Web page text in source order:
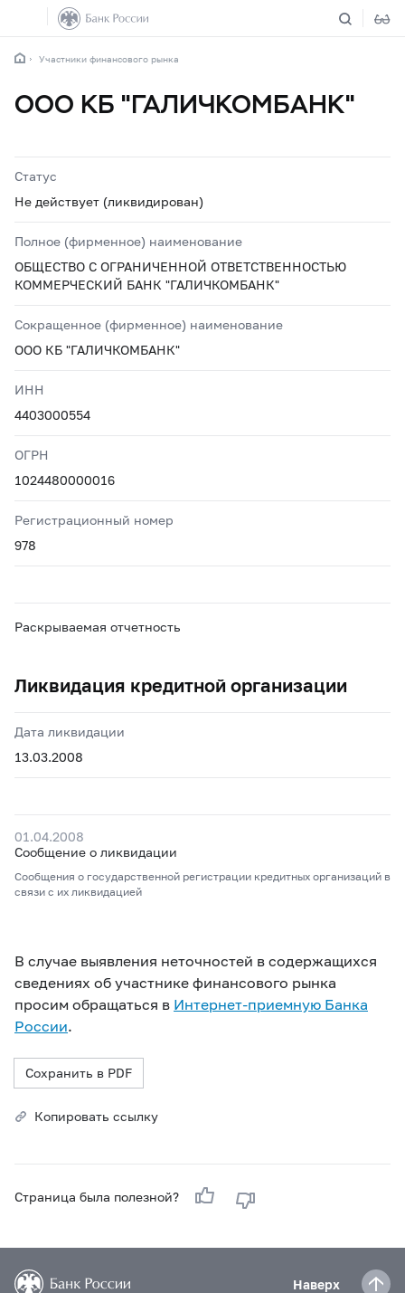
Участники финансового рынка
ООО КБ "ГАЛИЧКОМБАНК"
Статус
Не действует (ликвидирован)
Полное (фирменное) наименование
ОБЩЕСТВО С ОГРАНИЧЕННОЙ ОТВЕТСТВЕННОСТЬЮ
КОММЕРЧЕСКИЙ БАНК "ГАЛИЧКОМБАНК"
Сокращенное (фирменное) наименование
ООО КБ "ГАЛИЧКОМБАНК"
ИНН
4403000554
ОГРН
1024480000016
Регистрационный номер
978
Раскрываемая отчетность
Ликвидация кредитной организации
Дата ликвидации
13.03.2008
01.04.2008
Сообщение о ликвидации
Сообщения о государственной регистрации кредитных организаций в
связи с их ликвидацией
В случае выявления неточностей в содержащихся
сведениях об участнике финансового рынка
просим обращаться в Интернет-приемную Банка
России.
Сохранить в PDF
Копировать ссылку
Страница была полезной?
Наверх